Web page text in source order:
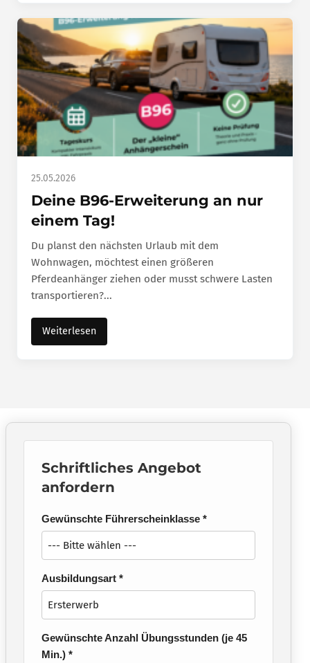
25.05.2026
Deine B96-Erweiterung an nur
einem Tag!
Du planst den nächsten Urlaub mit dem
Wohnwagen, möchtest einen größeren
Pferdeanhänger ziehen oder musst schwere Lasten
transportieren?...
Weiterlesen
Schriftliches Angebot
anfordern
Gewünschte Führerscheinklasse *
Ausbildungsart *
Gewünschte Anzahl Übungsstunden (je 45
Min.) *